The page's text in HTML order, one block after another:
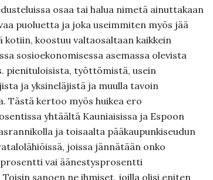
osaa tai halua nimetä ainuttakaan
puoluetta ja joka useimmiten myös jää
kotiin, koostuu valtaosaltaan kaikkein
sosioekonomisessa asemassa olevista
pienituloisista, työttömistä, usein
ja yksineläjistä ja muulla tavoin
Tästä kertoo myös huikea ero
yhtäältä Kauniaisissa ja Espoon
ja toisaalta pääkaupunkiseudun
joissa jännätään onko
vai äänestysprosentti
sanoen ne ihmiset, joilla olisi eniten